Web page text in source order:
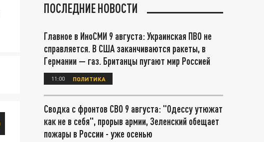
ПОСЛЕДНИЕ НОВОСТИ
Главное в ИноСМИ 9 августа: Украинская ПВО не
справляется. В США заканчиваются ракеты, в
Германии — газ. Британцы пугают мир Россией
11:00 ПОЛИТИКА
Сводка с фронтов СВО 9 августа: "Одессу утюжат
как не в себя", прорыв армии, Зеленский обещает
пожары в России - уже осенью